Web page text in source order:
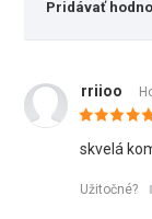
Pridávať
rriioo
skvelá
Užitočné?